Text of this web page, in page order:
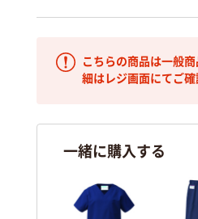
こちらの商品は一般
細はレジ画面にてご確
一緒に購入する